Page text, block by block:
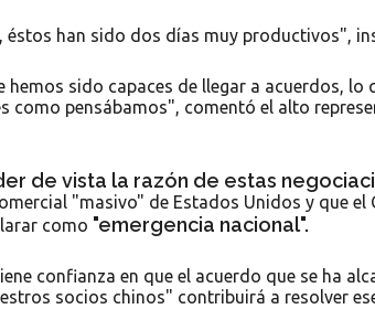
éstos han sido dos días muy productivos",
sido capaces de llegar a acuerdos, lo
como pensábamos", comentó el alto
de vista la razón de estas
"masivo" de Estados Unidos y que el
como "emergencia nacional".
confianza en que el acuerdo que se ha
socios chinos" contribuirá a resolver